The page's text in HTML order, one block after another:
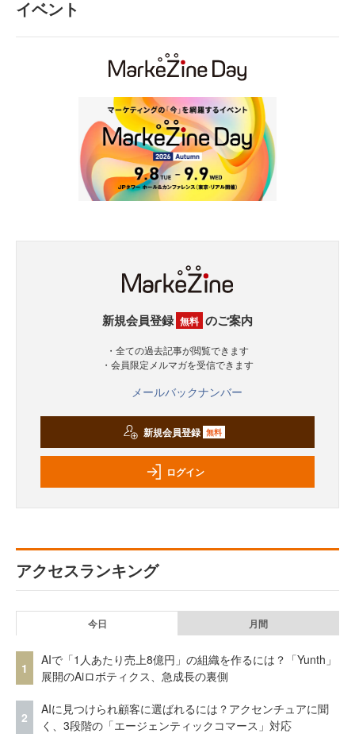
イベント
新規会員登録 無料 のご案内
・全ての過去記事が閲覧できます
・会員限定メルマガを受信できます
メールバックナンバー
新規会員登録 無料
ログイン
アクセスランキング
今日 月間
1
AIで「1人あたり売上8億円」の組織を作るには？「Yunth」
展開のAiロボティクス、急成長の裏側
2
AIに見つけられ顧客に選ばれるには？アクセンチュアに聞
く、3段階の「エージェンティックコマース」対応